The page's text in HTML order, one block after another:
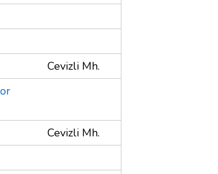
Cevizli Mh.
Cevizli Mh.